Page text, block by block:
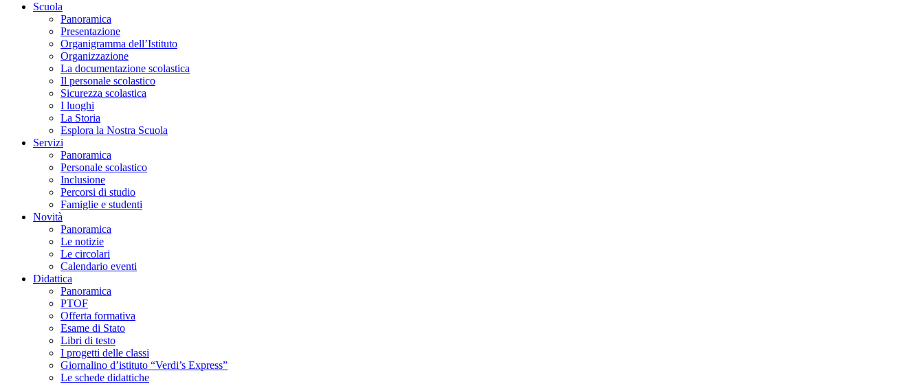
Scuola
Panoramica
Presentazione
Organigramma dell’Istituto
Organizzazione
La documentazione scolastica
Il personale scolastico
Sicurezza scolastica
I luoghi
La Storia
Esplora la Nostra Scuola
Servizi
Panoramica
Personale scolastico
Inclusione
Percorsi di studio
Famiglie e studenti
Novità
Panoramica
Le notizie
Le circolari
Calendario eventi
Didattica
Panoramica
PTOF
Offerta formativa
Esame di Stato
Libri di testo
I progetti delle classi
Giornalino d’istituto “Verdi’s Express”
Le schede didattiche